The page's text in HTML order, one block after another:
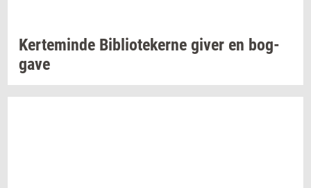
Ker­te­min­de Bi­bli­o­te­ker­ne giver en bog­
ga­ve